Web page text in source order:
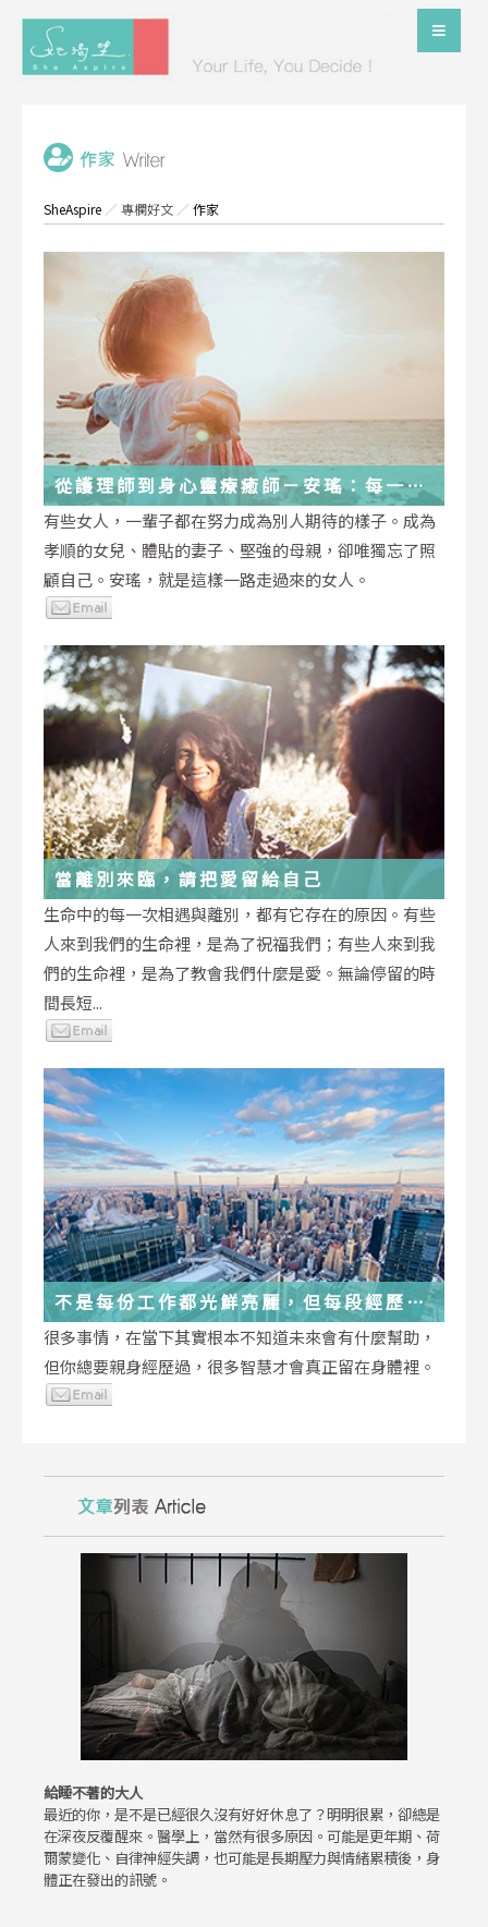
SheAspire ／專欄好文 ／作家
從護理師到身心靈療癒師－安瑤：每一段
低谷，都能成為重生的起點
有些女人，一輩子都在努力成為別人期待的樣子。成為
孝順的女兒、體貼的妻子、堅強的母親，卻唯獨忘了照
顧自己。安瑤，就是這樣一路走過來的女人。
當離別來臨，請把愛留給自己
生命中的每一次相遇與離別，都有它存在的原因。有些
人來到我們的生命裡，是為了祝福我們；有些人來到我
們的生命裡，是為了教會我們什麼是愛。無論停留的時
間長短...
不是每份工作都光鮮亮麗，但每段經歷都
在偷偷改變你
很多事情，在當下其實根本不知道未來會有什麼幫助，
但你總要親身經歷過，很多智慧才會真正留在身體裡。
給睡不著的大人
最近的你，是不是已經很久沒有好好休息了？明明很累，卻總是
在深夜反覆醒來。醫學上，當然有很多原因。可能是更年期、荷
爾蒙變化、自律神經失調，也可能是長期壓力與情緒累積後，身
體正在發出的訊號。